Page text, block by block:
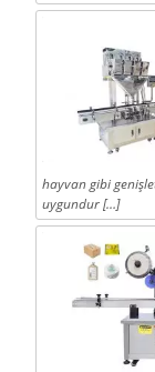
hayvan gibi
uygundur […]